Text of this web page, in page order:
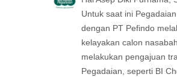
Untuk saat ini
dengan PT Pefindo
kelayakan calon
melakukan pengajuan
Pegadaian, seperti BI